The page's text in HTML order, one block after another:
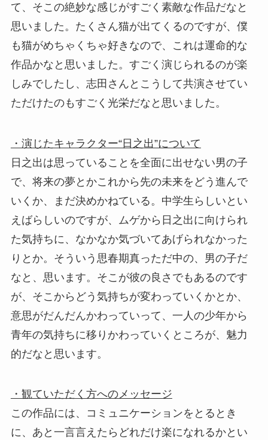
て、そこの絶妙な感じがすごく素敵な作品だなと
思いました。たくさん猫が出てくるのですが、僕
も猫がめちゃくちゃ好きなので、これは運命的な
作品かなと思いました。すごく演じられるのが楽
しみでしたし、志田さんとこうして共演させてい
ただけたのもすごく光栄だなと思いました。
・演じたキャラクター“日之出”について
日之出は思っていることを全面に出せない男の子
で、将来の夢とかこれから先の未来をどう進んで
いくか、まだ決めかねている。中学生らしいとい
えばらしいのですが、ムゲから日之出に向けられ
た気持ちに、なかなか気づいてあげられなかった
りとか。そういう思春期真っただ中の、男の子だ
なと、思います。そこが彼の良さでもあるのです
が、そこからどう気持ちが変わっていくかとか、
意思がだんだんかわっていって、一人の少年から
青年の気持ちに移りかわっていくところが、魅力
的だなと思います。
・観ていただく方へのメッセージ
この作品には、コミュニケーションをとるとき
に、あと一言言えたらどれだけ楽になれるかとい